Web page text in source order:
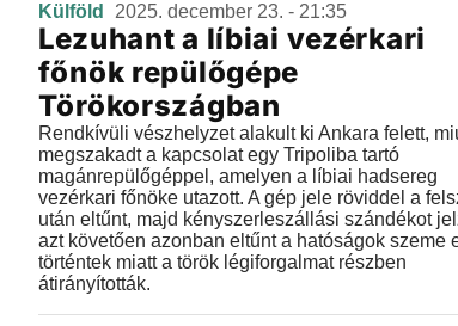
Külföld 2025. december 23. - 21:35
Lezuhant a líbiai vezérkari
főnök repülőgépe
Törökországban
Rendkívüli vészhelyzet alakult ki Ankara felett,
megszakadt a kapcsolat egy Tripoliba tartó
magánrepülőgéppel, amelyen a líbiai hadsereg
vezérkari főnöke utazott. A gép jele röviddel a
után eltűnt, majd kényszerleszállási szándékot
azt követően azonban eltűnt a hatóságok szeme
történtek miatt a török légiforgalmat részben
átirányították.